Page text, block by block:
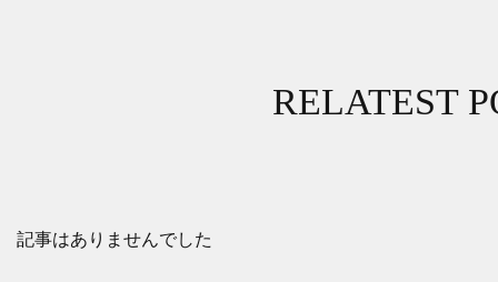
RELATEST
記事はありませんでした